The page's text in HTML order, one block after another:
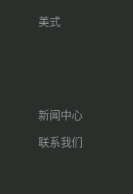
美式
新闻中心
联系我们